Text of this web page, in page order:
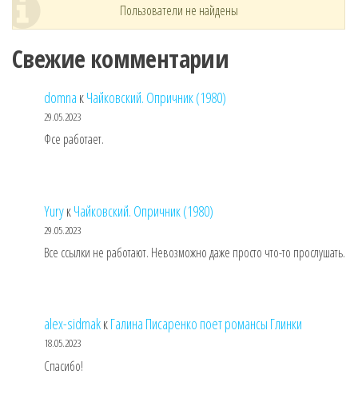
Пользователи не найдены
Свежие комментарии
domna кЧайковский. Опричник (1980)
29.05.2023
Фсе работает.
YuryкЧайковский. Опричник (1980)
29.05.2023
Все ссылки не работают. Невозможно даже просто что-то прослушать.
alex-sidmakкГалина Писаренко поет романсы Глинки
18.05.2023
Спасибо!